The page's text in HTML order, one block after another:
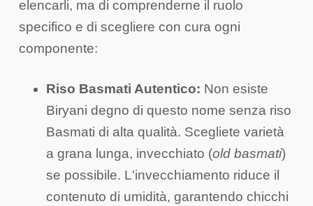
elencarli, ma di comprenderne il ruolo
specifico e di scegliere con cura ogni
componente:
Riso Basmati Autentico: Non esiste
Biryani degno di questo nome senza riso
Basmati di alta qualità. Scegliete varietà
a grana lunga, invecchiato (old basmati)
se possibile. L'invecchiamento riduce il
contenuto di umidità, garantendo chicchi